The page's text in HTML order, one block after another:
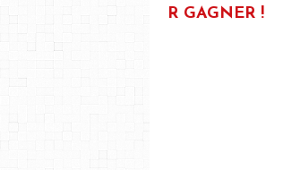
R GAGNER !